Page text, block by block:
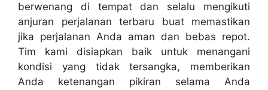
berwenang di tempat dan selalu mengikuti
anjuran perjalanan terbaru buat memastikan
jika perjalanan Anda aman dan bebas repot.
Tim kami disiapkan baik untuk menangani
kondisi yang tidak tersangka, memberikan
Anda ketenangan pikiran selama Anda